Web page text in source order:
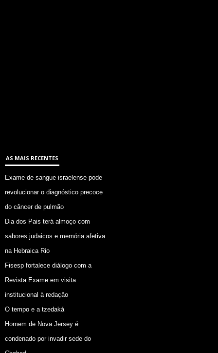
AS MAIS RECENTES
Exame de sangue israelense pode
revolucionar o diagnóstico precoce
do câncer de pulmão
Dia dos Pais terá almoço com
sabores judaicos e memória afetiva
na Hebraica Rio
Fisesp fortalece diálogo com a
Revista Exame em visita
institucional à redação
O tempo e a tzedaká
Homem de Nova Jersey é
condenado por invadir sede do